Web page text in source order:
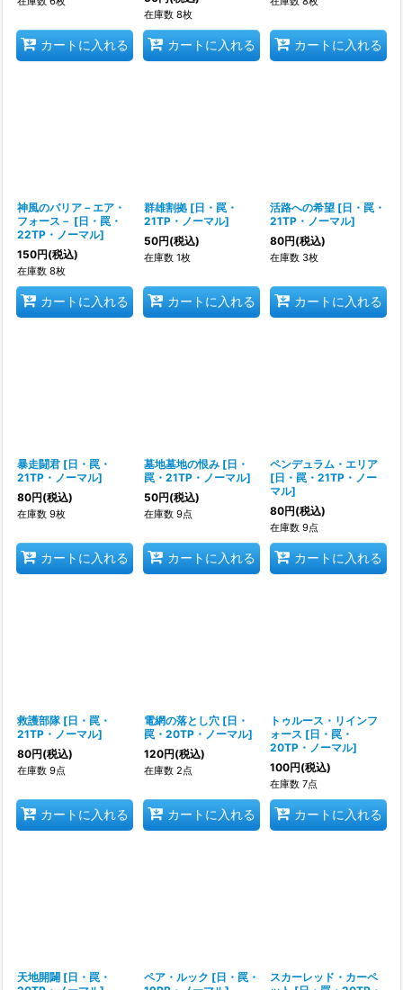
カートに入れる
在庫数 8枚
カートに入れる カートに入れる
神風のバリア－エア・
フォース－ [日・罠・
22TP・ノーマル]
150円(税込)
在庫数 8枚
カートに入れる
群雄割拠 [日・罠・
21TP・ノーマル]
50円(税込)
在庫数 1枚
カートに入れる
活路への希望 [日・罠・
21TP・ノーマル]
80円(税込)
在庫数 3枚
カートに入れる
暴走闘君 [日・罠・
21TP・ノーマル]
80円(税込)
在庫数 9枚
カートに入れる
墓地墓地の恨み [日・
罠・21TP・ノーマル]
50円(税込)
在庫数 9点
カートに入れる
ペンデュラム・エリア
[日・罠・21TP・ノー
マル]
80円(税込)
在庫数 9点
カートに入れる
救護部隊 [日・罠・
21TP・ノーマル]
80円(税込)
在庫数 9点
カートに入れる
電網の落とし穴 [日・
罠・20TP・ノーマル]
120円(税込)
在庫数 2点
カートに入れる
トゥルース・リインフ
ォース [日・罠・
20TP・ノーマル]
100円(税込)
在庫数 7点
カートに入れる
天地開闢 [日・罠・
ペア・ルック [日・罠・
スカーレッド・カーペ